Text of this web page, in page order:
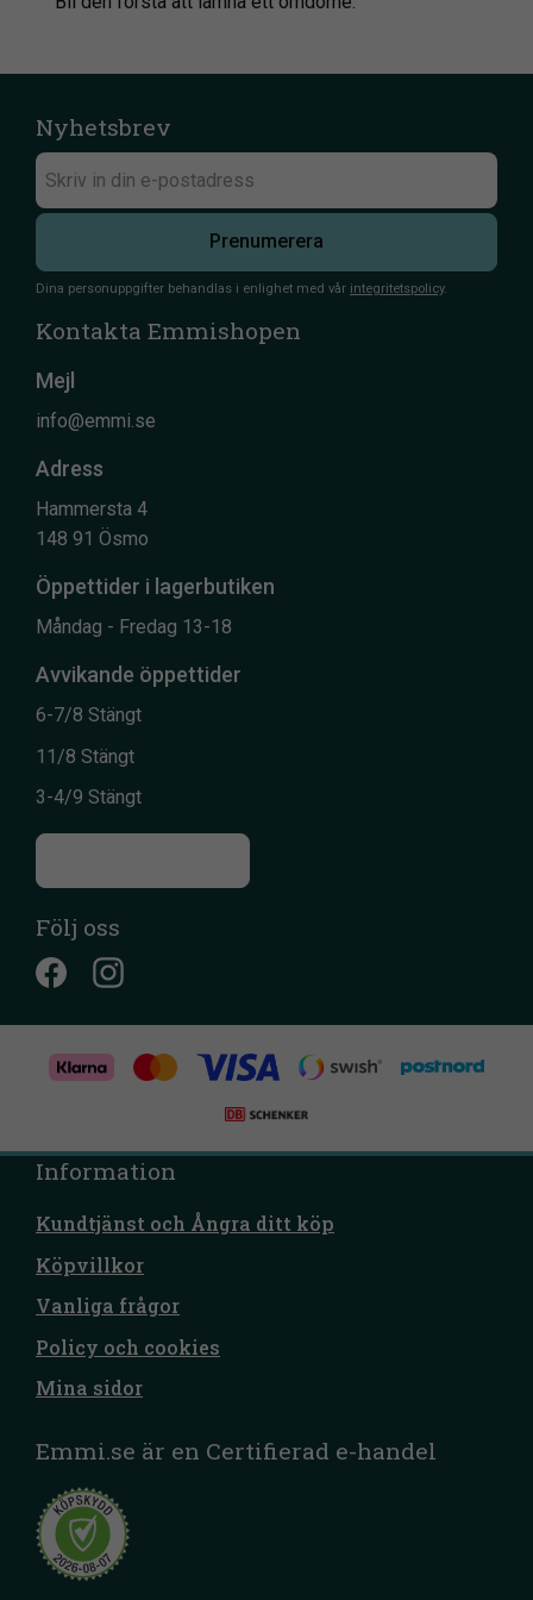
Nyhetsbrev
Prenumerera
Dina personuppgifter behandlas i enlighet med vår integritetspolicy.
Kontakta Emmishopen
Mejl
info@emmi.se
Adress
Hammersta 4
148 91 Ösmo
Öppettider i lagerbutiken
Måndag - Fredag 13-18
Avvikande öppettider
6-7/8 Stängt
11/8 Stängt
3-4/9 Stängt
Följ oss
Information
Kundtjänst och Ångra ditt köp
Köpvillkor
Vanliga frågor
Policy och cookies
Mina sidor
Emmi.se är en Certifierad e-handel